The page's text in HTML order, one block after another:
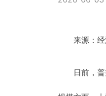
来源：
日前，